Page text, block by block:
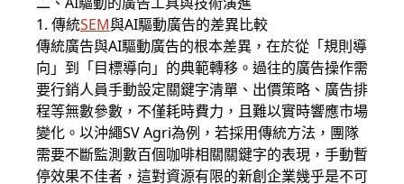
1. 傳統SEM與AI驅動廣告的差異比較
傳統廣告與AI驅動廣告的根本差異，在於從「規則導
向」到「目標導向」的典範轉移。過往的廣告操作需
要行銷人員手動設定關鍵字清單、出價策略、廣告排
程等無數參數，不僅耗時費力，且難以實時響應市場
變化。以沖繩SV Agri為例，若採用傳統方法，團隊
需要不斷監測數百個咖啡相關關鍵字的表現，手動暫
停效果不佳者，這對資源有限的新創企業幾乎是不可